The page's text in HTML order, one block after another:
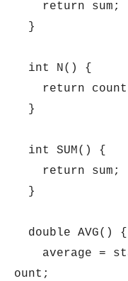
return sum;
}
int N() {
return
}
int SUM() {
return sum;
}
double AVG() {
average =
ount;